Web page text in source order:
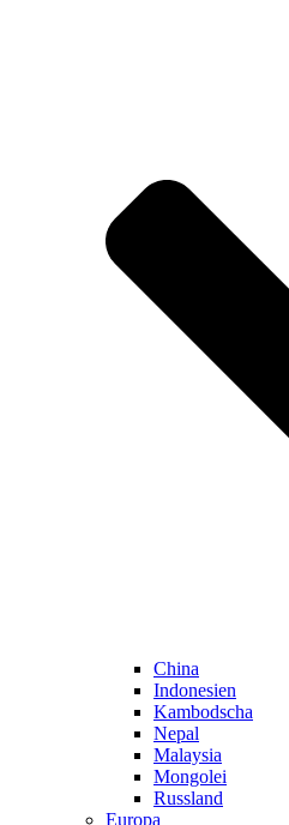
China
Indonesien
Kambodscha
Nepal
Malaysia
Mongolei
Russland
Europa